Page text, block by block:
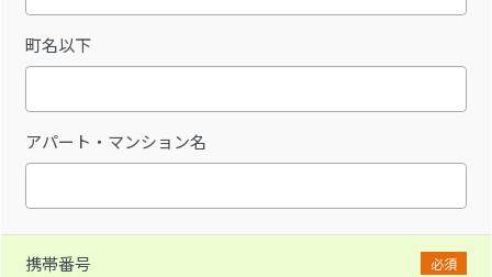
町名以下
アパート・マンション名
携帯番号 必須